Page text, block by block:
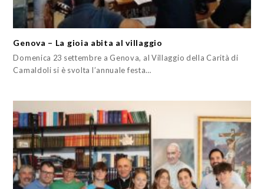
Genova – La gioia abita al villaggio
Domenica 23 settembre a Genova, al Villaggio della Carità di
Camaldoli si è svolta l’annuale festa…